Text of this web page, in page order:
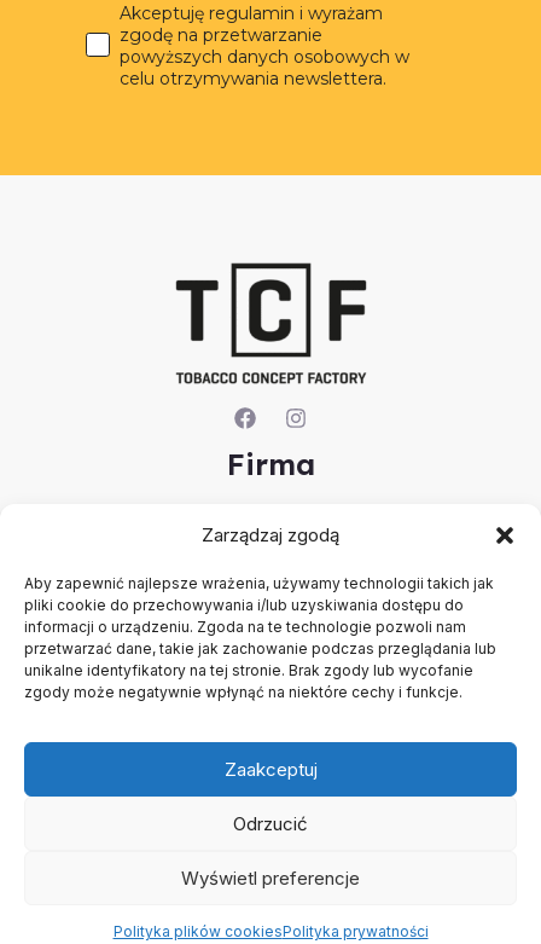
Zarządzaj zgodą
Aby zapewnić najlepsze wrażenia, używamy technologii takich jak
pliki cookie do przechowywania i/lub uzyskiwania dostępu do
informacji o urządzeniu. Zgoda na te technologie pozwoli nam
przetwarzać dane, takie jak zachowanie podczas przeglądania lub
unikalne identyfikatory na tej stronie. Brak zgody lub wycofanie
zgody może negatywnie wpłynąć na niektóre cechy i funkcje.
Zaakceptuj
Odrzucić
Wyświetl preferencje
Polityka plików cookiesPolityka prywatności
Akceptuję regulamin i wyrażam
zgodę na przetwarzanie
powyższych danych osobowych w
celu otrzymywania newslettera.
Firma
Kontakt
Konto
Polityka prywatności
Regulamin
Copyright © 2026 B2B - Panel Hurtowy - TCF - Tobacco